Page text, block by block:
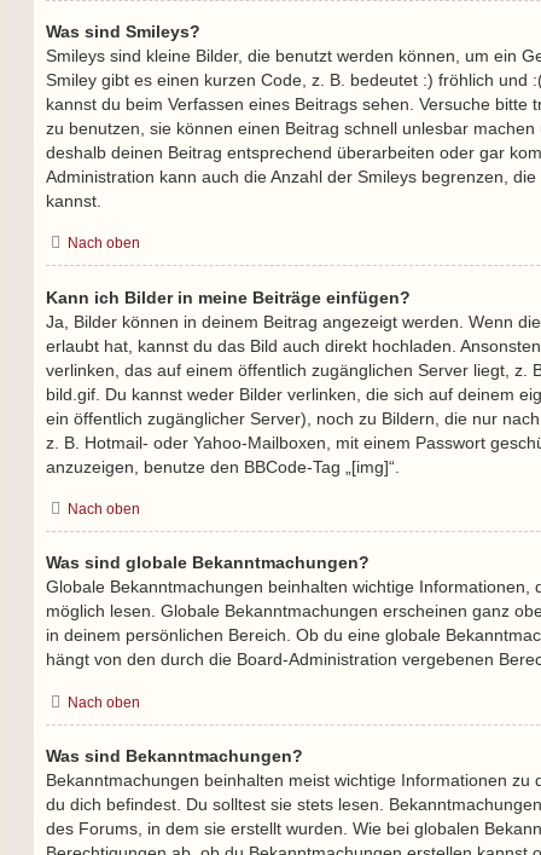
Was sind Smileys?
Smileys sind kleine Bilder, die benutzt werden können, um ein
Smiley gibt es einen kurzen Code, z. B. bedeutet :) fröhlich und
kannst du beim Verfassen eines Beitrags sehen. Versuche bitte
zu benutzen, sie können einen Beitrag schnell unlesbar
deshalb deinen Beitrag entsprechend überarbeiten oder gar
Administration kann auch die Anzahl der Smileys begrenzen,
kannst.
Nach oben
Kann ich Bilder in meine Beiträge einfügen?
Ja, Bilder können in deinem Beitrag angezeigt werden. Wenn
erlaubt hat, kannst du das Bild auch direkt hochladen.
verlinken, das auf einem öffentlich zugänglichen Server liegt, z.
bild.gif. Du kannst weder Bilder verlinken, die sich auf deinem
ein öffentlich zugänglicher Server), noch zu Bildern, die nur
z. B. Hotmail- oder Yahoo-Mailboxen, mit einem Passwort
anzuzeigen, benutze den BBCode-Tag „[img]“.
Nach oben
Was sind globale Bekanntmachungen?
Globale Bekanntmachungen beinhalten wichtige Informationen,
möglich lesen. Globale Bekanntmachungen erscheinen ganz
in deinem persönlichen Bereich. Ob du eine globale
hängt von den durch die Board-Administration vergebenen
Nach oben
Was sind Bekanntmachungen?
Bekanntmachungen beinhalten meist wichtige Informationen zu
du dich befindest. Du solltest sie stets lesen.
des Forums, in dem sie erstellt wurden. Wie bei globalen